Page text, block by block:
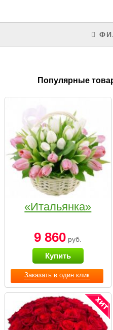
Популярные
Заказать в один клик
«Итальянка»
9 860 руб.
Купить